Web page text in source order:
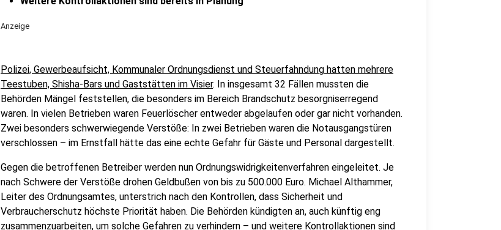
Anzeige
Polizei, Gewerbeaufsicht, Kommunaler Ordnungsdienst und Steuerfahndung hatten mehrere
Teestuben, Shisha-Bars und Gaststätten im Visier. In insgesamt 32 Fällen mussten die
Behörden Mängel feststellen, die besonders im Bereich Brandschutz besorgniserregend
waren. In vielen Betrieben waren Feuerlöscher entweder abgelaufen oder gar nicht vorhanden.
Zwei besonders schwerwiegende Verstöße: In zwei Betrieben waren die Notausgangstüren
verschlossen – im Ernstfall hätte das eine echte Gefahr für Gäste und Personal dargestellt.
Gegen die betroffenen Betreiber werden nun Ordnungswidrigkeitenverfahren eingeleitet. Je
nach Schwere der Verstöße drohen Geldbußen von bis zu 500.000 Euro. Michael Althammer,
Leiter des Ordnungsamtes, unterstrich nach den Kontrollen, dass Sicherheit und
Verbraucherschutz höchste Priorität haben. Die Behörden kündigten an, auch künftig eng
zusammenzuarbeiten, um solche Gefahren zu verhindern – und weitere Kontrollaktionen sind